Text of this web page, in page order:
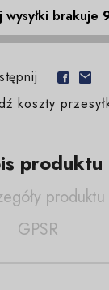
brakuje
koszty
produktu
produktu
GPSR